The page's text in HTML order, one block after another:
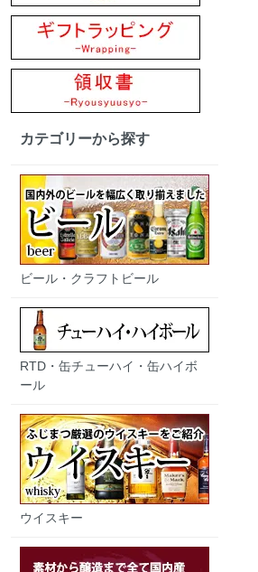
カテゴリーから探す
ビール・クラフトビール
RTD・缶チューハイ・缶ハイボ
ール
ウイスキー